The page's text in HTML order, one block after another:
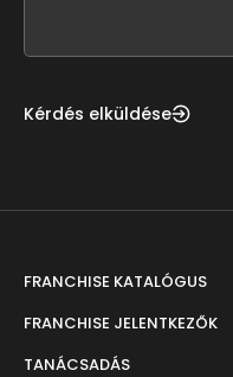
Kérdés elküldése
FRANCHISE KATALÓGUS
FRANCHISE JELENTKEZŐK
TANÁCSADÁS